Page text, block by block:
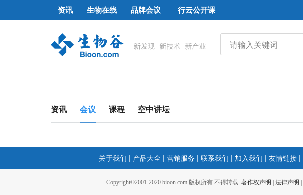
资讯 生物在线 品牌会议 行云公开课
资讯 会议 课程 空中讲坛
关于我们 | 产品大全 | 营销服务 | 联系我们 | 加入我们 | 友情链接 |
Copyright©2001-2020 bioon.com 版权所有 不得转载. 著作权声明 法律声明